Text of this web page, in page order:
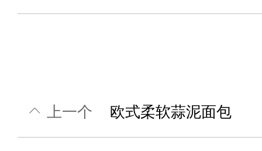
上一个 欧式柔软蒜泥面包